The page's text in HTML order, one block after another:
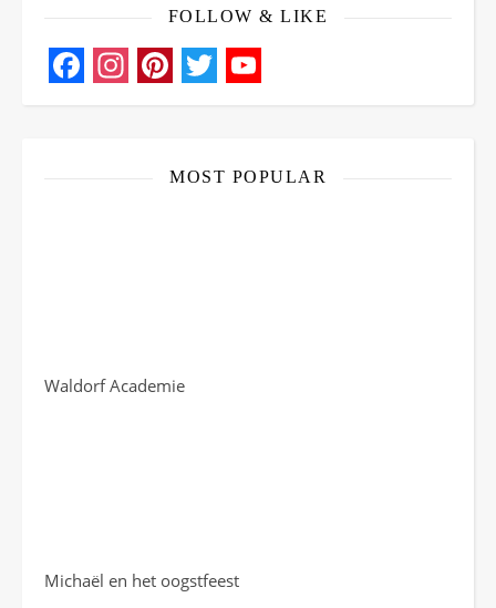
FOLLOW & LIKE
Facebook
Instagram
Pinterest
Twitter
YouTube
MOST POPULAR
Waldorf Academie
Michaël en het oogstfeest